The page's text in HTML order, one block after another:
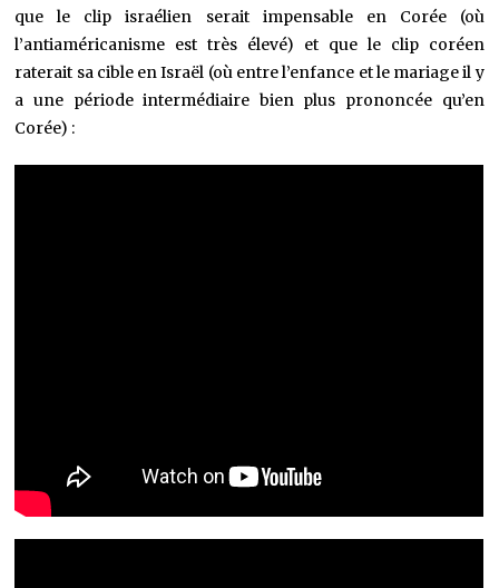
que le clip israélien serait impensable en Corée (où
l’antiaméricanisme est très élevé) et que le clip coréen
raterait sa cible en Israël (où entre l’enfance et le mariage il y
a une période intermédiaire bien plus prononcée qu’en
Corée) :